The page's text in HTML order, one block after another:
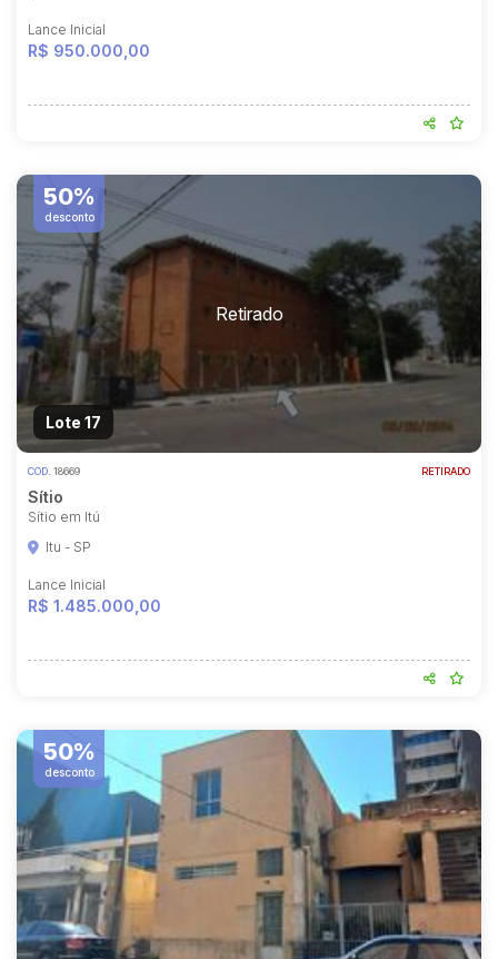
Lance Inicial
R$ 950.000,00
50%
desconto
Lote 17
COD. 18669 RETIRADO
Sítio
Sítio em Itú
Itu - SP
Lance Inicial
R$ 1.485.000,00
50%
desconto